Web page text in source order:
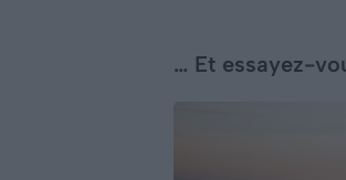
… Et essayez-